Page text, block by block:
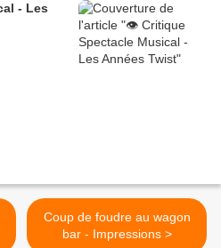
- Les
Coup de foudre au wagon
bar - Impressions >